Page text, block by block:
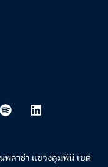
พลาซ่า แขวงลุมพินี เขต